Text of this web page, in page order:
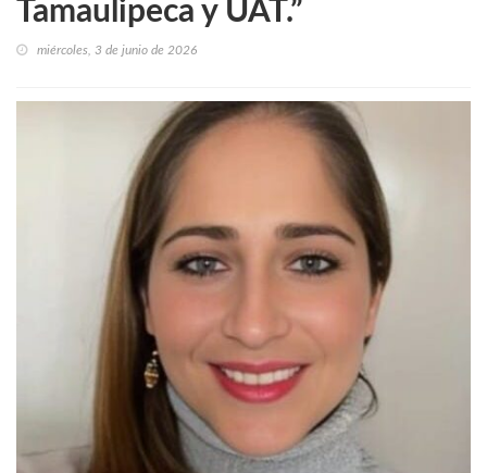
Tamaulipeca y UAT.”
miércoles, 3 de junio de 2026